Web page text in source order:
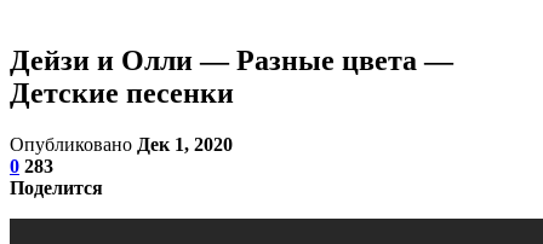
Дейзи и Олли — Разные цвета —
Детские песенки
Опубликовано Дек 1, 2020
0 283
Поделится